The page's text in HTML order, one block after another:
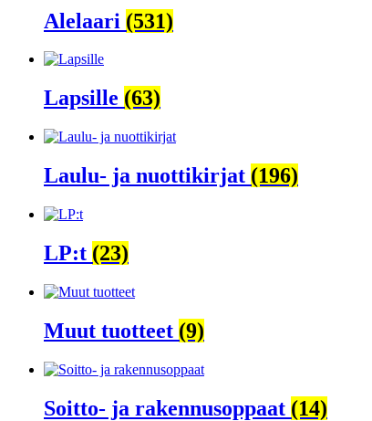
Alelaari (531)
Lapsille (63)
Laulu- ja nuottikirjat (196)
LP:t (23)
Muut tuotteet (9)
Soitto- ja rakennusoppaat (14)